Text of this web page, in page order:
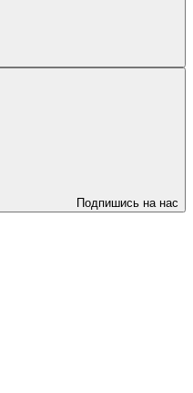
Подпишись на нас